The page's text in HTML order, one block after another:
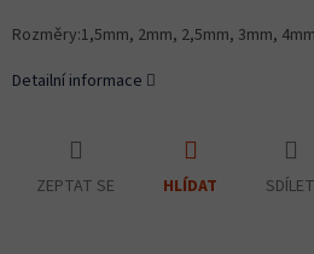
Rozměry:1,5mm, 2mm, 2,5mm, 3mm,
Detailní informace
ZEPTAT SE HLÍDAT SDÍLET